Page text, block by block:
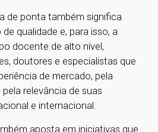
de ponta também significa
qualidade e, para isso, a
docente de alto nível,
doutores e especialistas que
de mercado, pela
relevância de suas
e internacional.
aposta em iniciativas que